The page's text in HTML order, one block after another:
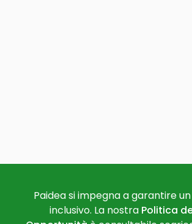
Paidea si impegna a garantire
inclusivo. La nostra Politica